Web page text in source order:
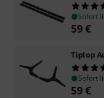
Sofort
59€
Tiptop
Sofort
59€